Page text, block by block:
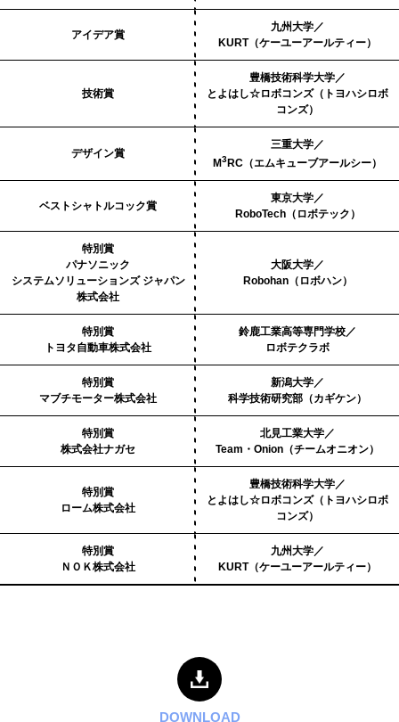
アイデア賞
九州⼤学／
KURT（ケーユーアールティー）
技術賞
豊橋技術科学大学／
とよはし☆ロボコンズ（トヨハシロボ
コンズ）
デザイン賞
三重⼤学／
M3RC（エムキューブアールシー）
ベストシャトルコック賞
東京大学／
RoboTech（ロボテック）
特別賞
パナソニック
システムソリューションズ ジャパン
株式会社
大阪大学／
Robohan（ロボハン）
特別賞
トヨタ自動車株式会社
鈴鹿工業高等専門学校／
ロボテクラボ
特別賞
マブチモーター株式会社
新潟大学／
科学技術研究部（カギケン）
特別賞
株式会社ナガセ
北見工業大学／
Team・Onion（チームオニオン）
特別賞
ローム株式会社
豊橋技術科学大学／
とよはし☆ロボコンズ（トヨハシロボ
コンズ）
特別賞
ＮＯＫ株式会社
九州⼤学／
KURT（ケーユーアールティー）
DOWNLOAD